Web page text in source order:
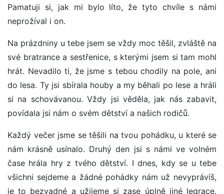
Pamatuji si, jak mi bylo líto, že tyto chvíle s námi
neprožíval i on.
Na prázdniny u tebe jsem se vždy moc těšil, zvláště na
své bratrance a sestřenice, s kterými jsem si tam mohl
hrát. Nevadilo ti, že jsme s tebou chodily na pole, ani
do lesa. Ty jsi sbírala houby a my běhali po lese a hráli
si na schovávanou. Vždy jsi věděla, jak nás zabavit,
povídala jsi nám o svém dětství a našich rodičů.
Každý večer jsme se těšili na tvou pohádku, u které se
nám krásně usínalo. Druhý den jsi s námi ve volném
čase hrála hry z tvého dětství. I dnes, kdy se u tebe
všichni sejdeme a žádné pohádky nám už nevyprávíš,
je to bezvadné a užijeme si zase úplně jiné legrace.